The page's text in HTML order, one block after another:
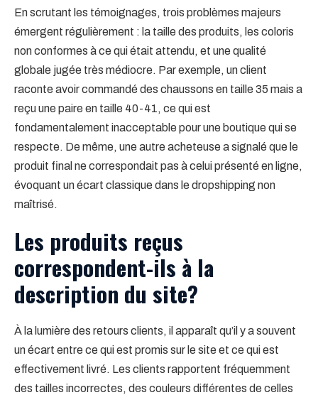
En scrutant les témoignages, trois problèmes majeurs
émergent régulièrement : la taille des produits, les coloris
non conformes à ce qui était attendu, et une qualité
globale jugée très médiocre. Par exemple, un client
raconte avoir commandé des chaussons en taille 35 mais a
reçu une paire en taille 40-41, ce qui est
fondamentalement inacceptable pour une boutique qui se
respecte. De même, une autre acheteuse a signalé que le
produit final ne correspondait pas à celui présenté en ligne,
évoquant un écart classique dans le dropshipping non
maîtrisé.
Les produits reçus
correspondent-ils à la
description du site?
À la lumière des retours clients, il apparaît qu’il y a souvent
un écart entre ce qui est promis sur le site et ce qui est
effectivement livré. Les clients rapportent fréquemment
des tailles incorrectes, des couleurs différentes de celles